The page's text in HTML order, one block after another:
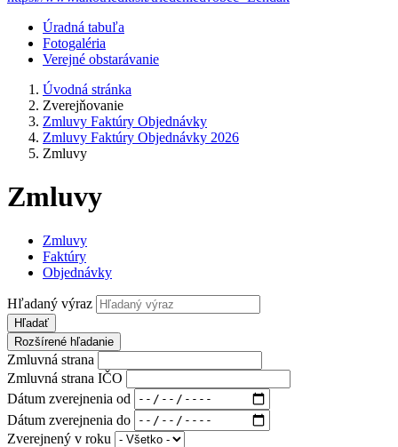
Úradná tabuľa
Fotogaléria
Verejné obstarávanie
Úvodná stránka
Zverejňovanie
Zmluvy Faktúry Objednávky
Zmluvy Faktúry Objednávky 2026
Zmluvy
Zmluvy
Zmluvy
Faktúry
Objednávky
Hľadaný výraz
Hľadať
Rozšírené hľadanie
Zmluvná strana
Zmluvná strana IČO
Dátum zverejnenia od
Dátum zverejnenia do
Zverejnený v roku